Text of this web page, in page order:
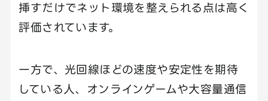
挿すだけでネット環境を整えられる点は高く
評価されています。
一方で、光回線ほどの速度や安定性を期待
している人、オンラインゲームや大容量通信